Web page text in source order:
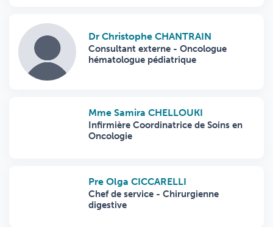
Dr Christophe CHANTRAIN
Consultant externe - Oncologue
hématologue pédiatrique
Mme Samira CHELLOUKI
Infirmière Coordinatrice de Soins en
Oncologie
Pre Olga CICCARELLI
Chef de service - Chirurgienne
digestive